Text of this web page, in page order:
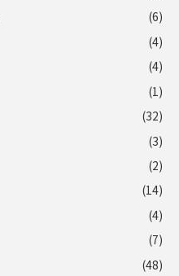
(6)
(4)
(4)
(1)
(32)
(3)
(2)
(14)
(4)
(7)
(48)